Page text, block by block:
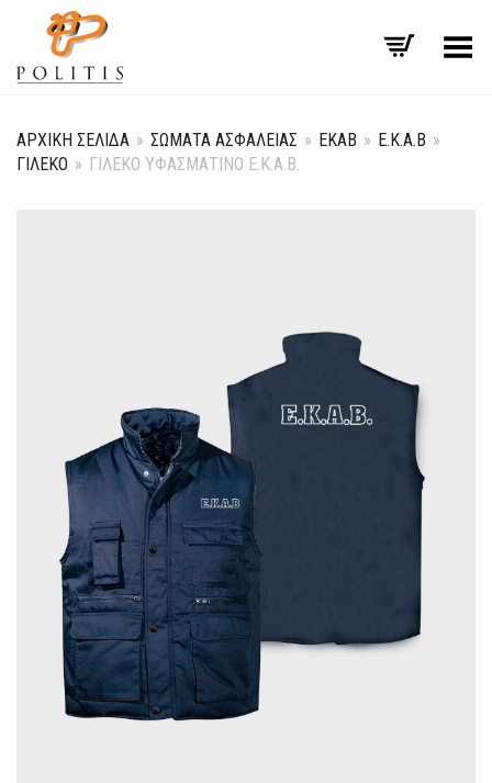
Εναλλαγή μενού
ΑΡΧΙΚΉ ΣΕΛΊΔΑ » ΣΏΜΑΤΑ ΑΣΦΑΛΕΊΑΣ » ΕΚΑΒ » Ε.Κ.Α.Β »
ΓΙΛΈΚΟ » ΓΙΛΈΚΟ ΥΦΑΣΜΆΤΙΝΟ E.K.A.B.